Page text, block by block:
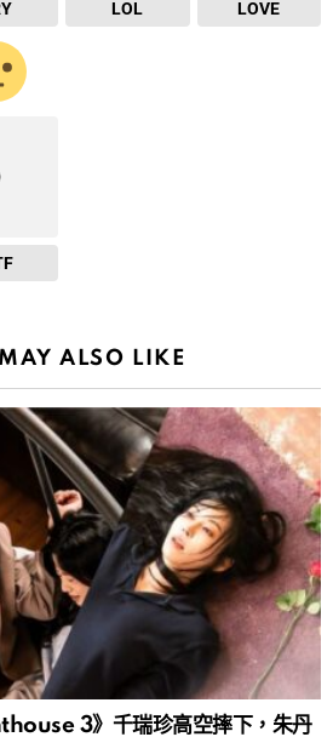
LOL LOVE
ALSO LIKE
3》千瑞珍高空摔下，朱丹